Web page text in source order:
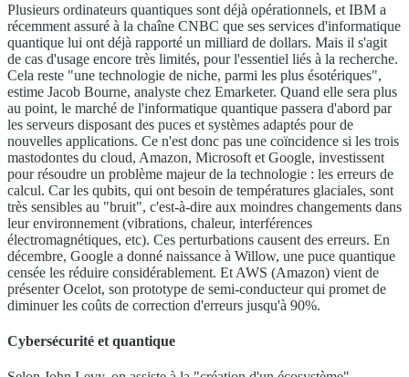
Plusieurs ordinateurs quantiques sont déjà opérationnels, et IBM a
récemment assuré à la chaîne CNBC que ses services d'informatique
quantique lui ont déjà rapporté un milliard de dollars. Mais il s'agit
de cas d'usage encore très limités, pour l'essentiel liés à la recherche.
Cela reste "une technologie de niche, parmi les plus ésotériques",
estime Jacob Bourne, analyste chez Emarketer. Quand elle sera plus
au point, le marché de l'informatique quantique passera d'abord par
les serveurs disposant des puces et systèmes adaptés pour de
nouvelles applications. Ce n'est donc pas une coïncidence si les trois
mastodontes du cloud, Amazon, Microsoft et Google, investissent
pour résoudre un problème majeur de la technologie : les erreurs de
calcul. Car les qubits, qui ont besoin de températures glaciales, sont
très sensibles au "bruit", c'est-à-dire aux moindres changements dans
leur environnement (vibrations, chaleur, interférences
électromagnétiques, etc). Ces perturbations causent des erreurs. En
décembre, Google a donné naissance à Willow, une puce quantique
censée les réduire considérablement. Et AWS (Amazon) vient de
présenter Ocelot, son prototype de semi-conducteur qui promet de
diminuer les coûts de correction d'erreurs jusqu'à 90%.
Cybersécurité et quantique